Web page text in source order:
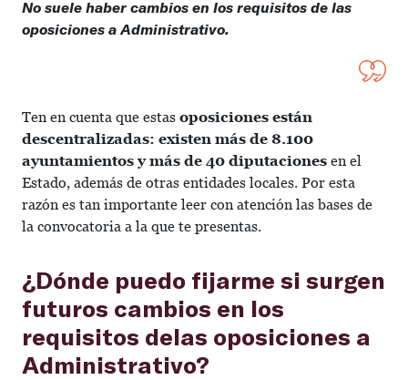
No suele haber cambios en los requisitos de las
oposiciones a Administrativo.
Ten en cuenta que estas oposiciones están
descentralizadas: existen más de 8.100
ayuntamientos y más de 40 diputaciones en el
Estado, además de otras entidades locales. Por esta
razón es tan importante leer con atención las bases de
la convocatoria a la que te presentas.
¿Dónde puedo fijarme si surgen
futuros cambios en los
requisitos delas oposiciones a
Administrativo?